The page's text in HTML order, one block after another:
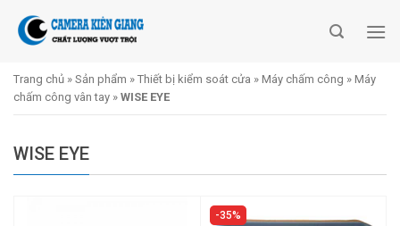
Trang chủ » Sản phẩm » Thiết bị kiểm soát cửa » Máy chấm công » Máy
chấm công vân tay » WISE EYE
WISE EYE
35%